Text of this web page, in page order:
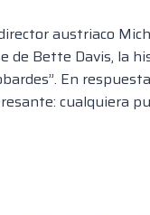
austriaco
de Bette Davis, la
En
cualquiera